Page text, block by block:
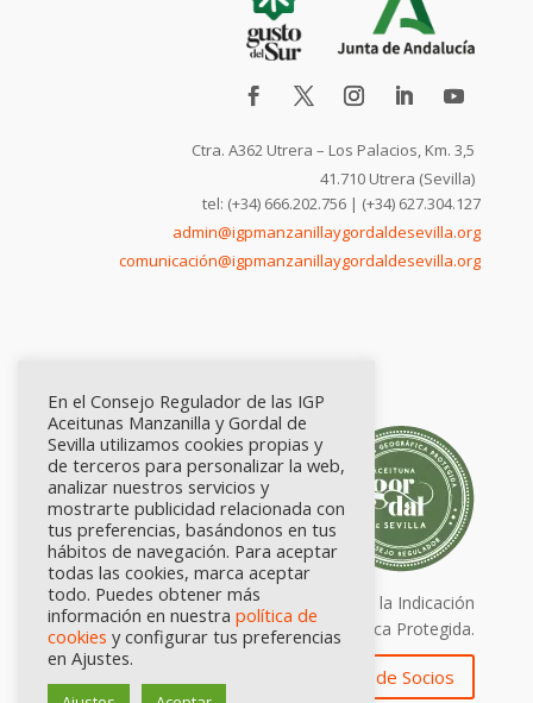
Ctra. A362 Utrera – Los Palacios, Km. 3,5
41.710 Utrera (Sevilla)
tel: (+34) 666.202.756 | (+34) 627.304.127
admin@igpmanzanillaygordaldesevilla.org
comunicación@igpmanzanillaygordaldesevilla.org
Calidad certificada por Origen. Sellos de la Indicación
Geográfica Protegida.
Zona de Socios
En el Consejo Regulador de las IGP
Aceitunas Manzanilla y Gordal de
Sevilla utilizamos cookies propias y
de terceros para personalizar la web,
analizar nuestros servicios y
mostrarte publicidad relacionada con
tus preferencias, basándonos en tus
hábitos de navegación. Para aceptar
todas las cookies, marca aceptar
todo. Puedes obtener más
información en nuestra política de
cookies y configurar tus preferencias
en Ajustes.